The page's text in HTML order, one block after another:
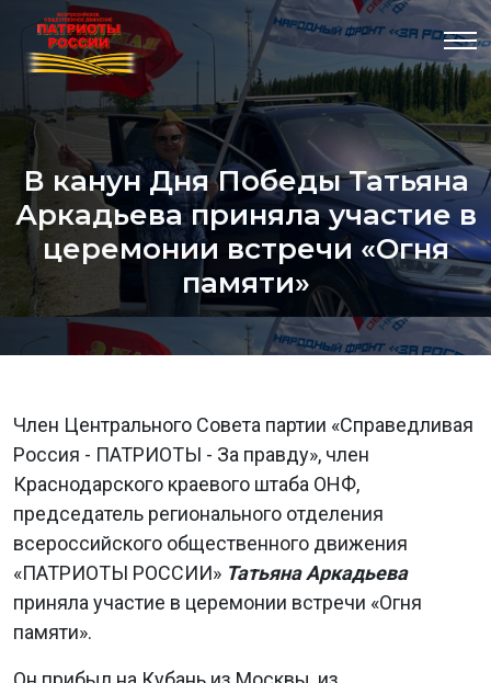
В канун Дня Победы Татьяна
Аркадьева приняла участие в
церемонии встречи «Огня
памяти»
Член Центрального Совета партии «Справедливая
Россия - ПАТРИОТЫ - За правду», член
Краснодарского краевого штаба ОНФ,
председатель регионального отделения
всероссийского общественного движения
«ПАТРИОТЫ РОССИИ» Татьяна Аркадьева
приняла участие в церемонии встречи «Огня
памяти».